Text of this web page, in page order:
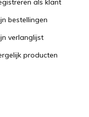
als klant
bestellingen
verlanglijst
producten